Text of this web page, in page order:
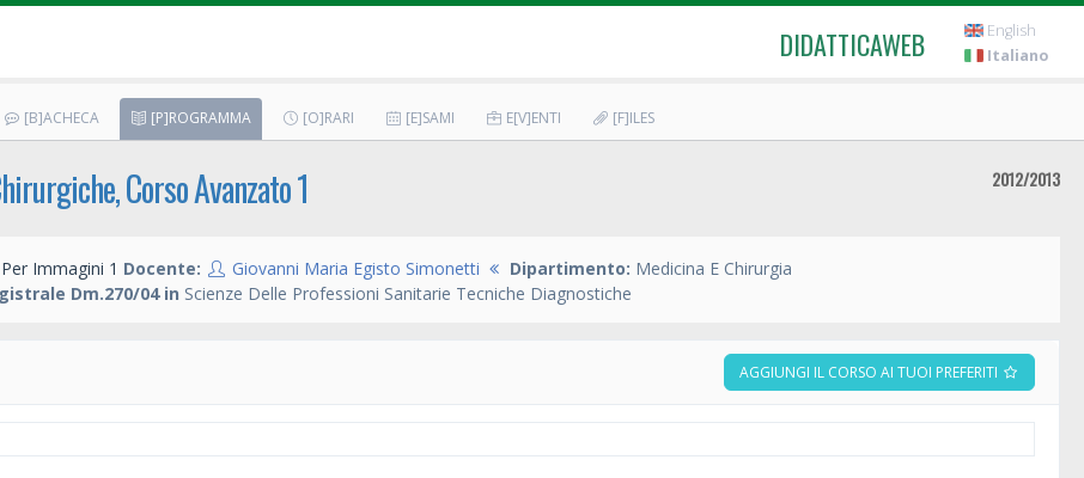
DIDATTICAWEB
English
Italiano
[B]ACHECA [P]ROGRAMMA [O]RARI [E]SAMI E[V]ENTI [F]ILES
Corso Avanzato 1 2012/2013
Immagini 1 Docente: Giovanni Maria Egisto Simonetti Dipartimento: Medicina E Chirurgia
Dm.270/04 in Scienze Delle Professioni Sanitarie Tecniche Diagnostiche
AGGIUNGI IL CORSO AI TUOI PREFERITI